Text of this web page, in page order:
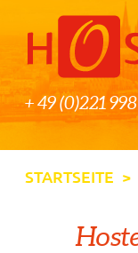
+ 49 (0)221
STARTSEITE >